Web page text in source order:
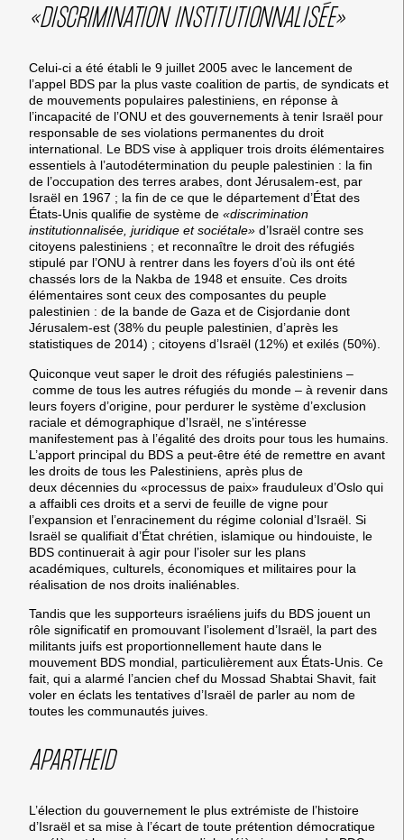
«DISCRIMINATION INSTITUTIONNALISÉE»
Celui-ci a été établi le 9 juillet 2005 avec le lancement de
l’appel BDS par la plus vaste coalition de partis, de syndicats et
de mouvements populaires palestiniens, en réponse à
l’incapacité de l’ONU et des gouvernements à tenir Israël pour
responsable de ses violations permanentes du droit
international. Le BDS vise à appliquer trois droits élémentaires
essentiels à l’autodétermination du peuple palestinien : la fin
de l’occupation des terres arabes, dont Jérusalem-est, par
Israël en 1967 ; la fin de ce que le département d’État des
États-Unis qualifie de système de «discrimination
institutionnalisée, juridique et sociétale» d’Israël contre ses
citoyens palestiniens ; et reconnaître le droit des réfugiés
stipulé par l’ONU à rentrer dans les foyers d’où ils ont été
chassés lors de la Nakba de 1948 et ensuite. Ces droits
élémentaires sont ceux des composantes du peuple
palestinien : de la bande de Gaza et de Cisjordanie dont
Jérusalem-est (38% du peuple palestinien, d’après les
statistiques de 2014) ; citoyens d’Israël (12%) et exilés (50%).
Quiconque veut saper le droit des réfugiés palestiniens –
comme de tous les autres réfugiés du monde – à revenir dans
leurs foyers d’origine, pour perdurer le système d’exclusion
raciale et démographique d’Israël, ne s’intéresse
manifestement pas à l’égalité des droits pour tous les humains.
L’apport principal du BDS a peut-être été de remettre en avant
les droits de tous les Palestiniens, après plus de
deux décennies du «processus de paix» frauduleux d’Oslo qui
a affaibli ces droits et a servi de feuille de vigne pour
l’expansion et l’enracinement du régime colonial d’Israël. Si
Israël se qualifiait d’État chrétien, islamique ou hindouiste, le
BDS continuerait à agir pour l’isoler sur les plans
académiques, culturels, économiques et militaires pour la
réalisation de nos droits inaliénables.
Tandis que les supporteurs israéliens juifs du BDS jouent un
rôle significatif en promouvant l’isolement d’Israël, la part des
militants juifs est proportionnellement haute dans le
mouvement BDS mondial, particulièrement aux États-Unis. Ce
fait, qui a alarmé l’ancien chef du Mossad Shabtai Shavit, fait
voler en éclats les tentatives d’Israël de parler au nom de
toutes les communautés juives.
APARTHEID
L’élection du gouvernement le plus extrémiste de l’histoire
d’Israël et sa mise à l’écart de toute prétention démocratique